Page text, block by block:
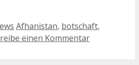
Schlagwörter
Afhanistan, botschaft,
einen Kommentar